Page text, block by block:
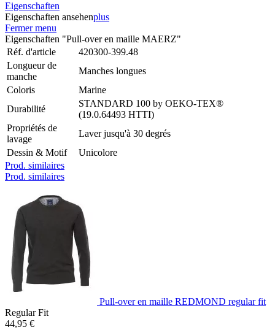
Eigenschaften
Eigenschaften ansehenplus
Fermer menu
Eigenschaften "Pull-over en maille MAERZ"
Réf. d'article
420300-399.48
Longueur de
manche
Manches longues
Coloris
Marine
Durabilité
STANDARD 100 by OEKO-TEX®
(19.0.64493 HTTI)
Propriétés de
lavage
Laver jusqu'à 30 degrés
Dessin & Motif
Unicolore
Prod. similaires
Prod. similaires
Pull-over en maille REDMOND regular fit
Regular Fit
44,95 €